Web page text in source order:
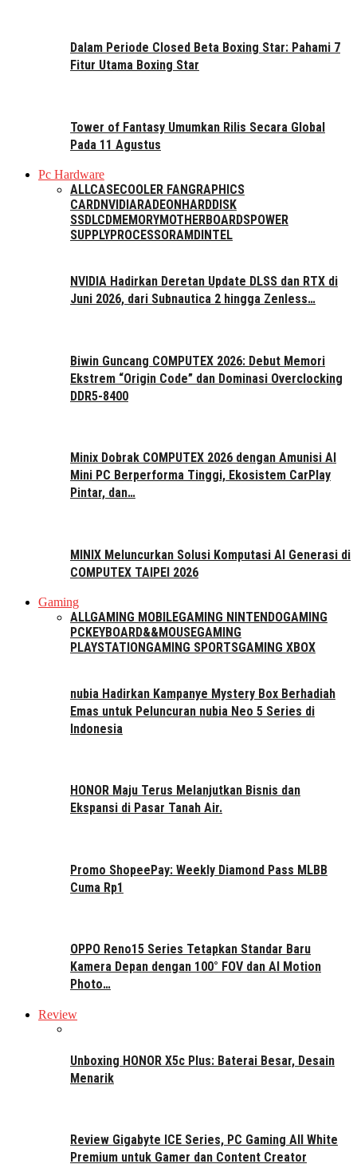
Dalam Periode Closed Beta Boxing Star: Pahami 7
Fitur Utama Boxing Star
Tower of Fantasy Umumkan Rilis Secara Global
Pada 11 Agustus
Pc Hardware
ALLCASECOOLER FAN GRAPHICS
CARDNVIDIARADEON HARDDISK
SSDLCDMEMORYMOTHERBOARDSPOWER
SUPPLYPROCESSORAMD INTEL
NVIDIA Hadirkan Deretan Update DLSS dan RTX di
Juni 2026, dari Subnautica 2 hingga Zenless…
Biwin Guncang COMPUTEX 2026: Debut Memori
Ekstrem “Origin Code” dan Dominasi Overclocking
DDR5-8400
Minix Dobrak COMPUTEX 2026 dengan Amunisi AI
Mini PC Berperforma Tinggi, Ekosistem CarPlay
Pintar, dan…
MINIX Meluncurkan Solusi Komputasi AI Generasi di
COMPUTEX TAIPEI 2026
Gaming
ALLGAMING MOBILEGAMING NINTENDOGAMING
PC KEYBOARD&&MOUSEGAMING
PLAYSTATION GAMING SPORTSGAMING XBOX
nubia Hadirkan Kampanye Mystery Box Berhadiah
Emas untuk Peluncuran nubia Neo 5 Series di
Indonesia
HONOR Maju Terus Melanjutkan Bisnis dan
Ekspansi di Pasar Tanah Air.
Promo ShopeePay: Weekly Diamond Pass MLBB
Cuma Rp1
OPPO Reno15 Series Tetapkan Standar Baru
Kamera Depan dengan 100° FOV dan AI Motion
Photo…
Review
Unboxing HONOR X5c Plus: Baterai Besar, Desain
Menarik
Review Gigabyte ICE Series, PC Gaming All White
Premium untuk Gamer dan Content Creator